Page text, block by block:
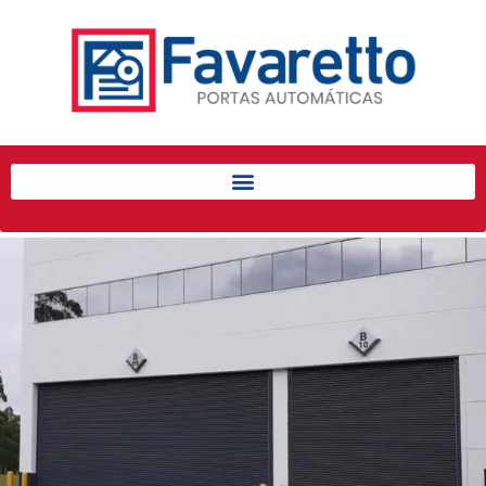
Início
Produtos
Porta de Enrolar Automática
Automatizadores
Acessórios Para Portas de
Enrolar
Pintura eletrostática
Portfólio
Contato